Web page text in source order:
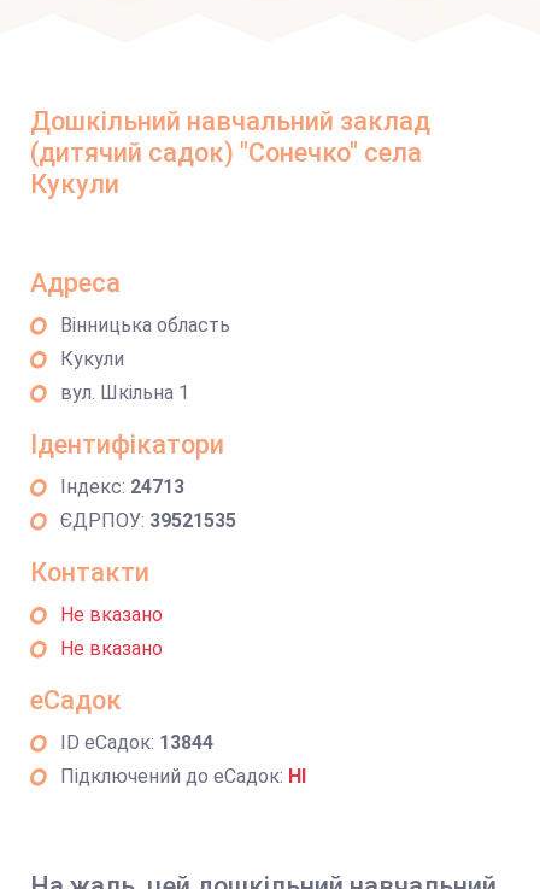
Дошкільний навчальний заклад
(дитячий садок) "Сонечко" села
Кукули
Адреса
Вінницька область
Кукули
вул. Шкільна 1
Ідентифікатори
Індекс: 24713
ЄДРПОУ: 39521535
Контакти
Не вказано
Не вказано
еСадок
ID еСадок: 13844
Підключений до еСадок: НІ